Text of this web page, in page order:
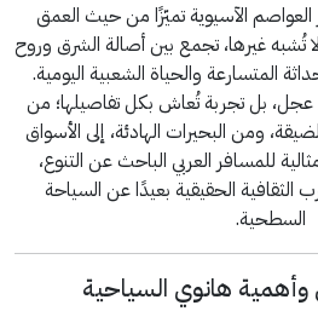
الآسيوية تميّزًا من حيث العمق
تُشبه غيرها، تجمع بين أصالة الشرق وروح
المتسارعة والحياة الشعبية اليومية.
بل تجربة تُعاش بكل تفاصيلها؛ من
ومن البحيرات الهادئة، إلى الأسواق
للمسافر العربي الباحث عن التنوع،
الثقافية الحقيقية بعيدًا عن السياحة
السطحية.
وأهمية هانوي السياحية